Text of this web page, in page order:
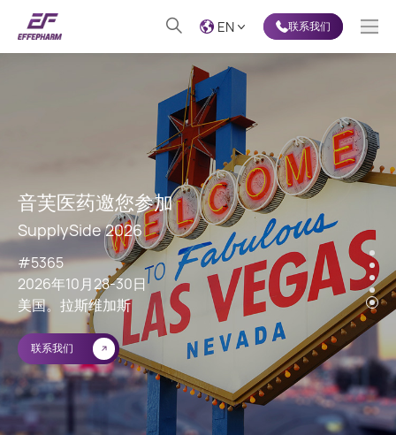
EN 联系我们
了解更多
我们的优势
联系我们
音芙医药邀您参加
SupplySide 2026
#5365
2026年10月28-30日
美国。拉斯维加斯
联系我们